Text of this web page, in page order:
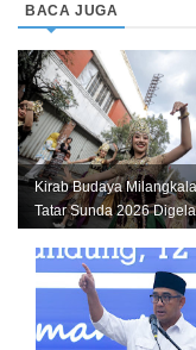
BACA JUGA
Kirab Budaya Milangkala
Tatar Sunda 2026
Bandung, Ini Jadwal dan
Rute...